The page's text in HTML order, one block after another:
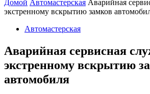
Домой Автомастерская Аварийная
экстренному вскрытию замков
Автомастерская
Аварийная сервисная
экстренному вскрытию
автомобиля